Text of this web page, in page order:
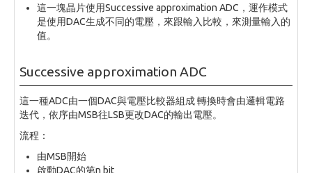
這一塊晶片使用Successive approximation ADC，運作模式
是使用DAC生成不同的電壓，來跟輸入比較，來測量輸入的
值。
Successive approximation ADC
這一種ADC由一個DAC與電壓比較器組成 轉換時會由邏輯電路
迭代，依序由MSB往LSB更改DAC的輸出電壓。
流程：
由MSB開始
啟動DAC的第n bit